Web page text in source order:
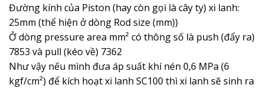
Đường kính của Piston (hay còn gọi là cây ty) xi lanh:
25mm (thể hiện ở dòng Rod size (mm))
Ở dòng pressure area mm² có thông số là push (đẩy ra)
7853 và pull (kéo về) 7362
Như vậy nếu mình đưa áp suất khí nén 0,6 MPa (6
kgf/cm²) để kích hoạt xi lanh SC100 thì xi lanh sẽ sinh ra